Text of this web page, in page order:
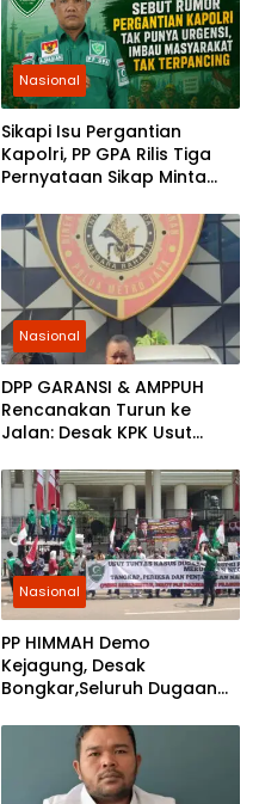
Nasional
Sikapi Isu Pergantian
Kapolri, PP GPA Rilis Tiga
Pernyataan Sikap Minta
Nasional
DPP GARANSI & AMPPUH
Rencanakan Turun ke
Jalan: Desak KPK Usut
Gembok Rp92,5 Miliar
Ditjenpas
Nasional
PP HIMMAH Demo
Kejagung, Desak
Bongkar,Seluruh Dugaan
Febrie Ardiansyah